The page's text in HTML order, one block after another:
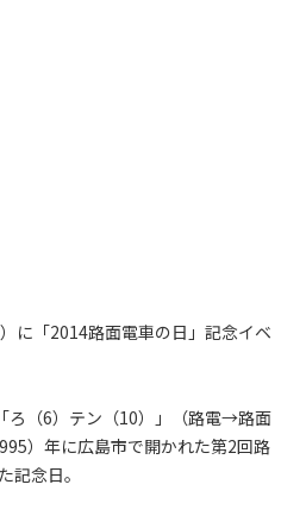
に「2014路面電車の日」記念イベ
ろ（6）テン（10）」（路電→路面
）年に広島市で開かれた第2回路
記念日。